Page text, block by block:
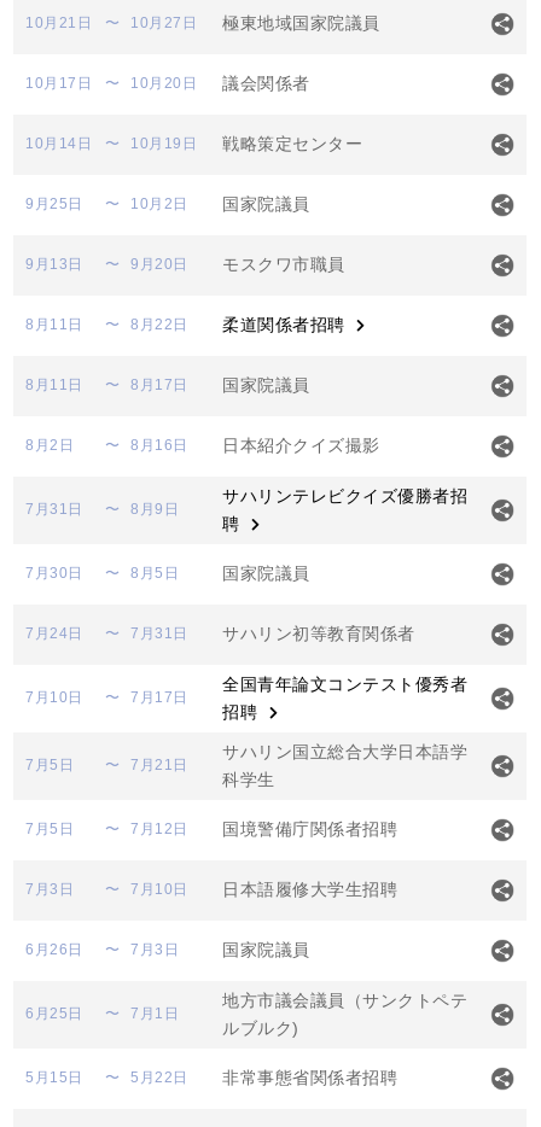
10月21日 〜 10月27日 極東地域国家院議員
10月17日 〜 10月20日 議会関係者
10月14日 〜 10月19日 戦略策定センター
9月25日 〜 10月2日 国家院議員
9月13日 〜 9月20日 モスクワ市職員
8月11日 〜 8月22日 柔道関係者招聘
8月11日 〜 8月17日 国家院議員
8月2日 〜 8月16日 日本紹介クイズ撮影
7月31日 〜 8月9日
サハリンテレビクイズ優勝者招
聘
7月30日 〜 8月5日 国家院議員
7月24日 〜 7月31日 サハリン初等教育関係者
7月10日 〜 7月17日
全国青年論文コンテスト優秀者
招聘
7月5日 〜 7月21日
サハリン国立総合大学日本語学
科学生
7月5日 〜 7月12日 国境警備庁関係者招聘
7月3日 〜 7月10日 日本語履修大学生招聘
6月26日 〜 7月3日 国家院議員
6月25日 〜 7月1日
地方市議会議員（サンクトペテ
ルブルク)
5月15日 〜 5月22日 非常事態省関係者招聘